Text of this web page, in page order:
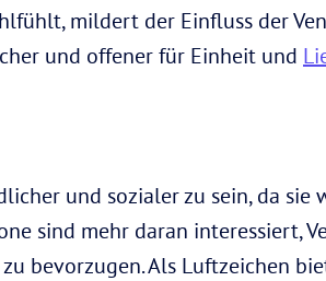
mildert der Einfluss der
und offener für Einheit und
und sozialer zu sein, da sie
sind mehr daran interessiert,
bevorzugen. Als Luftzeichen